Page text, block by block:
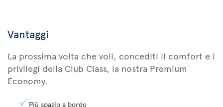
Vantaggi
La prossima volta che voli, concediti il comfort e i
privilegi della Club Class, la nostra Premium
Economy.
Più spazio a bordo